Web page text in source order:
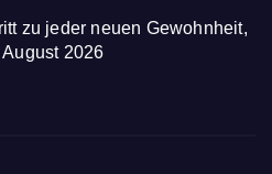
zu jeder neuen Gewohnheit,
August 2026